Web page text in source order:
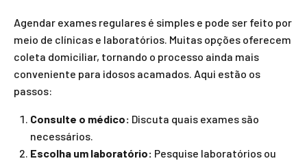
Agendar exames regulares é simples e pode ser feito por
meio de clínicas e laboratórios. Muitas opções oferecem
coleta domiciliar, tornando o processo ainda mais
conveniente para idosos acamados. Aqui estão os
passos:
Consulte o médico: Discuta quais exames são
necessários.
Escolha um laboratório: Pesquise laboratórios ou